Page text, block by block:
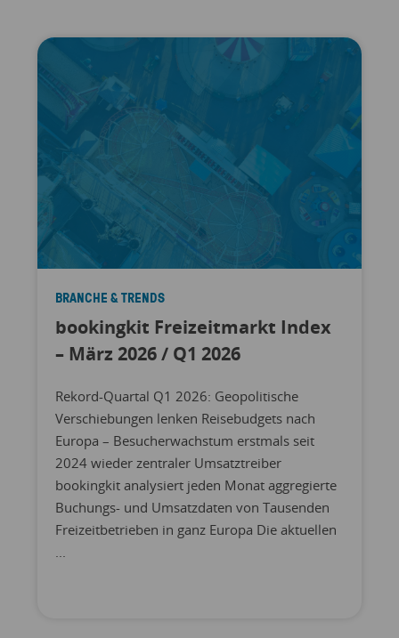
BRANCHE & TRENDS
bookingkit Freizeitmarkt Index
– März 2026 / Q1 2026
Rekord-Quartal Q1 2026: Geopolitische
Verschiebungen lenken Reisebudgets nach
Europa – Besucherwachstum erstmals seit
2024 wieder zentraler Umsatztreiber
bookingkit analysiert jeden Monat aggregierte
Buchungs- und Umsatzdaten von Tausenden
Freizeitbetrieben in ganz Europa Die aktuellen
...